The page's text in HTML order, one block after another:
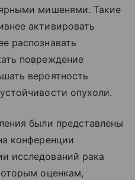
мишенями. Такие
активировать
распознавать
повреждение
вероятность
опухоли.
были представлены
конференции
исследований рака
оценкам,